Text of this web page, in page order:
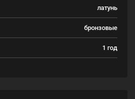
латунь
бронзовые
1 год